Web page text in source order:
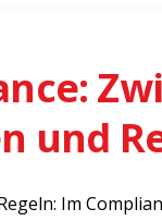
und
Im